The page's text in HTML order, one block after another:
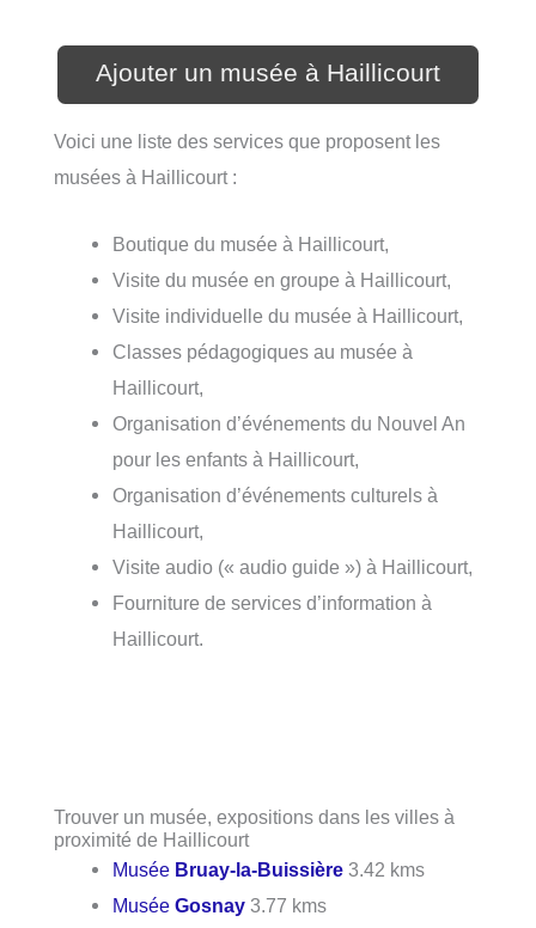
Ajouter un musée à Haillicourt
Voici une liste des services que proposent les
musées à Haillicourt :
Boutique du musée à Haillicourt,
Visite du musée en groupe à Haillicourt,
Visite individuelle du musée à Haillicourt,
Classes pédagogiques au musée à
Haillicourt,
Organisation d’événements du Nouvel An
pour les enfants à Haillicourt,
Organisation d’événements culturels à
Haillicourt,
Visite audio (« audio guide ») à Haillicourt,
Fourniture de services d’information à
Haillicourt.
Trouver un musée, expositions dans les villes à
proximité de Haillicourt
Musée Bruay-la-Buissière 3.42 kms
MuséeGosnay 3.77 kms